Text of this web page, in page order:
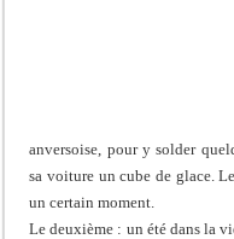
anversoise, pour y solder
sa voiture un cube de glace.
un certain moment.
Le deuxième : un été dans la